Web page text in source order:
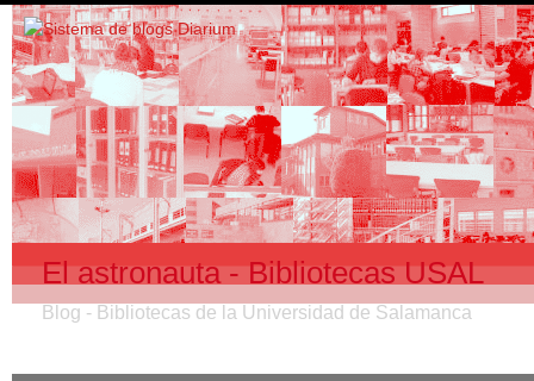
El astronauta - Bibliotecas USAL
Blog - Bibliotecas de la Universidad de Salamanca